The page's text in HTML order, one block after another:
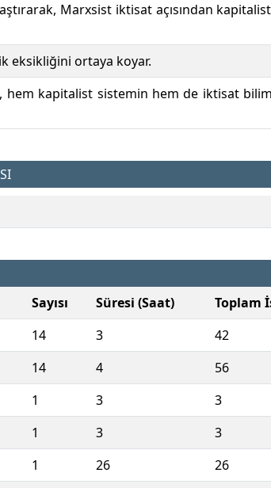
Marxsist iktisat açısından
eksikliğini ortaya koyar.
hem kapitalist sistemin hem de iktisat
Sayısı Süresi (Saat)
Toplam
14 3
42
14 4
56
1 3
3
1 3
3
1 26
26